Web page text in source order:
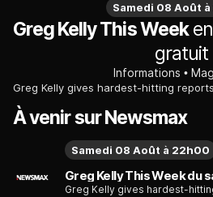
Samedi 08 Août
Greg Kelly This Week
gratuit
Informations
À venir sur Newsmax
Greg Kelly This Week du
Greg Kelly gives hardest-
Samedi 08 Août à 22h00